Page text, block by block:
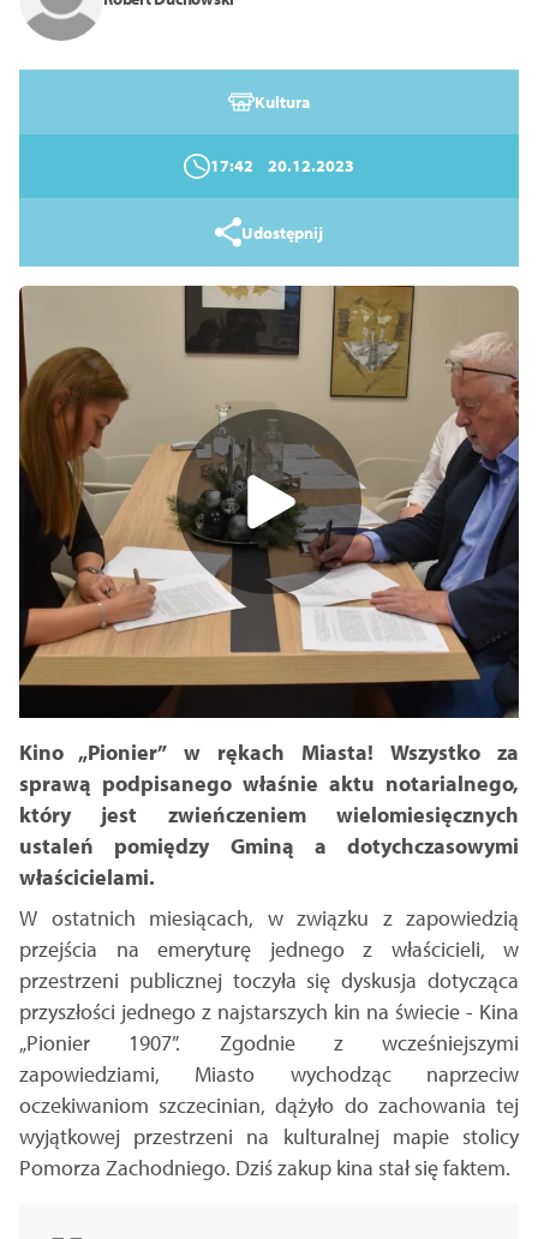
Kultura
17:42 20.12.2023
Udostępnij
Kino „Pionier” w rękach Miasta! Wszystko za
sprawą podpisanego właśnie aktu notarialnego,
który jest zwieńczeniem wielomiesięcznych
ustaleń pomiędzy Gminą a dotychczasowymi
właścicielami.
W ostatnich miesiącach, w związku z zapowiedzią
przejścia na emeryturę jednego z właścicieli, w
przestrzeni publicznej toczyła się dyskusja dotycząca
przyszłości jednego z najstarszych kin na świecie - Kina
„Pionier 1907”. Zgodnie z wcześniejszymi
zapowiedziami, Miasto wychodząc naprzeciw
oczekiwaniom szczecinian, dążyło do zachowania tej
wyjątkowej przestrzeni na kulturalnej mapie stolicy
Pomorza Zachodniego. Dziś zakup kina stał się faktem.